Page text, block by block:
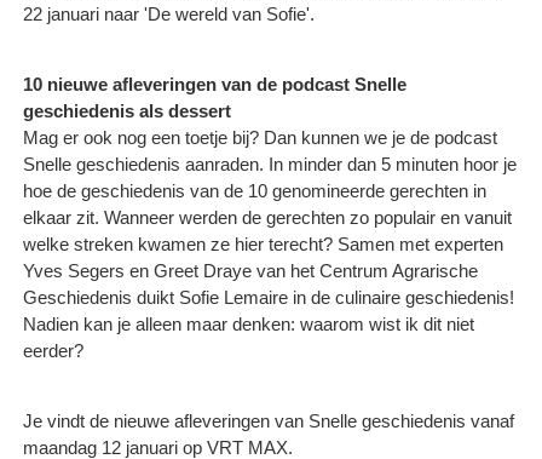
22 januari naar 'De wereld van Sofie'.
10 nieuwe afleveringen van de podcast Snelle
geschiedenis als dessert
Mag er ook nog een toetje bij? Dan kunnen we je de podcast
Snelle geschiedenis aanraden. In minder dan 5 minuten hoor je
hoe de geschiedenis van de 10 genomineerde gerechten in
elkaar zit. Wanneer werden de gerechten zo populair en vanuit
welke streken kwamen ze hier terecht? Samen met experten
Yves Segers en Greet Draye van het Centrum Agrarische
Geschiedenis duikt Sofie Lemaire in de culinaire geschiedenis!
Nadien kan je alleen maar denken: waarom wist ik dit niet
eerder?
Je vindt de nieuwe afleveringen van Snelle geschiedenis vanaf
maandag 12 januari op VRT MAX.